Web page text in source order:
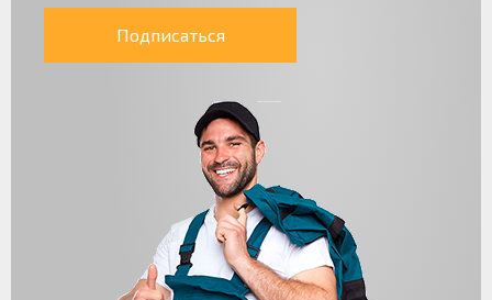
Подписаться